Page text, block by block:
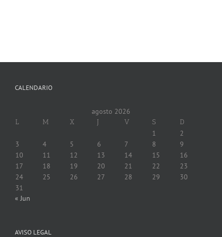
CALENDARIO
agosto 2026
L M X J V S D
1
2
3
4 5 6 7 8
9
10
11 12 13 14 15
16
17
18 19 20 21 22
23
24
25 26 27 28 29
30
31
« Jun
AVISO LEGAL